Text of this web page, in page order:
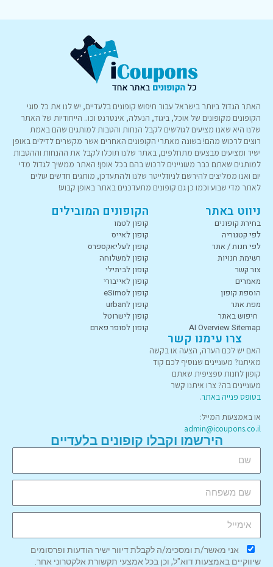
האתר הגדול ביותר בישראל עבור חיפוש קופונים בלעדיים, יש לנו את כל סוגי
הקופונים מקופונים של אוכל, ביגוד, הנעלה, אינטרנט וכו.. הייחודיות של האתר
שלנו היא שאנו מציעים לגולשים לקבל הנחות והטבות למותגים שהם באמת
רוצים לרכוש מהם! בשונה מאתרי הקופונים האחרים אשר מקשרים לדילים באופן
ישיר ומציעים מבצעים מתחלפים, באתר שלנו תוכלו לקבל את ההנחות וההטבות
למותגים שאתם כבר מעוניינים לרכוש בהם בכל אופן! האתר ממשיך לגדול מדי
יום ואנו ממליצים להירשם לניוזלייטר שלנו ולהתעדכן, מותגים חדשים עולים
לאתר מדי שבוע וכמו כן גם קופונים מתעדכנים באתר באופן קבוע!
ניווט באתר
בחירת קופונים
לפי קטגוריה
לפי חנות / אתר
רשימת חנויות
צור קשר
מאמרים
הוספת קופון
מפת אתר
חיפוש באתר
AI Overview Sitemap
הקופונים המובילים
קופון לטמו
קופון לאייס
קופון לעליאקספרס
קופון למשלוחה
קופון לביתילי
קופון לאייבורי
קופון לeSimo
קופון לurban
קופון לישרוטל
קופון לסופר פארם
צרו עימנו קשר
האם יש לכם הערה, הצעה או בקשה
מאיתנו? מעוניינים שנוסיף לכם קוד
קופון לחנות ספציפית שאתם
מעוניינים בה? צרו איתנו קשר
בטופס פנייה באתר.
או באמצעות המייל:
admin@icoupons.co.il
הירשמו וקבלו קופונים בלעדיים
אני מאשר/ת ומסכימ/ה לקבלת דיוור ישיר הודעות ופרסומים
שיווקיים באמצעות דוא"ל, וכן בכל אמצעי תקשורת אלקטרוני אחר.